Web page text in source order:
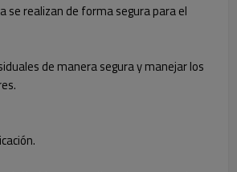
se realizan de forma segura para el
de manera segura y manejar los